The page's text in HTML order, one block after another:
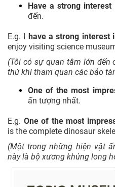
Have a strong interest
đến.
E.g. I have a strong interest
enjoy visiting science
(Tôi có sự quan tâm lớn đến
thú khi tham quan các bảo
One of the most
ấn tượng nhất.
E.g. One of the most
is the complete dinosaur
(Một trong những hiện vật
này là bộ xương khủng long